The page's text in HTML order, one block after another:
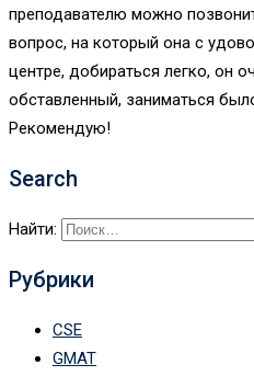
преподавателю можно
вопрос, на который она с
центре, добираться легко, он
обставленный, заниматься
Рекомендую!
Search
Найти:
Рубрики
CSE
GMAT